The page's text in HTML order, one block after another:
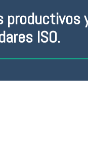
productivos
ISO.